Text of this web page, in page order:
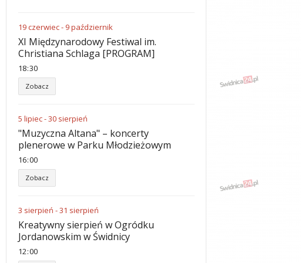
19czerwiec- 9październik
XI Międzynarodowy Festiwal im.
Christiana Schlaga [PROGRAM]
18:30
Zobacz
5 lipiec-30 sierpień
"Muzyczna Altana" – koncerty
plenerowe w Parku Młodzieżowym
16:00
Zobacz
3 sierpień -31 sierpień
Kreatywny sierpień w Ogródku
Jordanowskim w Świdnicy
12:00